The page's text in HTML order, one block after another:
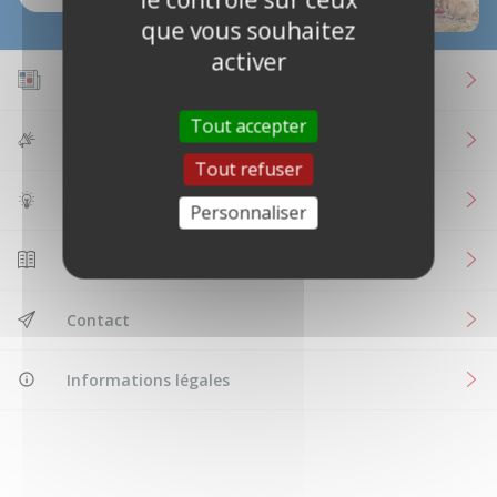
Contact
Informations légales
que vous souhaitez
activer
Tout accepter
Tout refuser
Personnaliser